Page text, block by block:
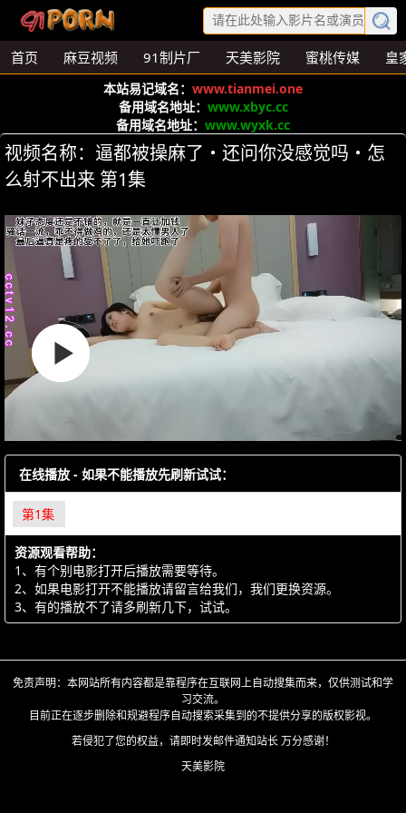
首页 麻豆视频 91制片厂 天美影院 蜜桃传媒 皇
本站易记域名： www.tianmei.one
备用域名地址： www.xbyc.cc
备用域名地址： www.wyxk.cc
视频名称：逼都被操麻了・还问你没感觉吗・怎
么射不出来 第1集
在线播放 - 如果不能播放先刷新试试：
第1集
资源观看帮助：
1、有个别电影打开后播放需要等待。
2、如果电影打开不能播放请留言给我们，我们更换资源。
3、有的播放不了请多刷新几下，试试。
免责声明：本网站所有内容都是靠程序在互联网上自动搜集而来，仅供测试和学
习交流。
目前正在逐步删除和规避程序自动搜索采集到的不提供分享的版权影视。
若侵犯了您的权益，请即时发邮件通知站长 万分感谢！
天美影院